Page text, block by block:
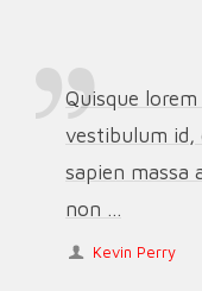
Quisque
vestibulum id,
sapien massa
non ...
Kevin Perry